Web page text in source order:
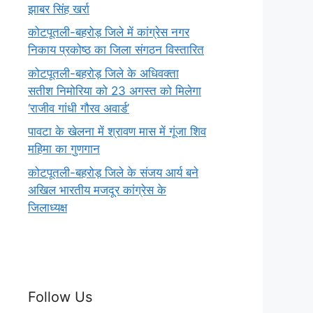
झाबर सिंह खर्रा
कोटपूतली-बहरोड़ जिले में कांग्रेस नगर
निकाय प्रकोष्ठ का जिला संगठन विस्तारित
कोटपूतली-बहरोड़ जिले के अधिवक्ता
सतीश निमोरिया को 23 अगस्त को मिलेगा
‘राजीव गांधी गौरव अवार्ड’
पावटा के खेलना में श्रावण मास में गूंजा शिव
महिमा का गुणगान
कोटपूतली-बहरोड़ जिले के संजय आर्य बने
अखिल भारतीय मजदूर कांग्रेस के
जिलाध्यक्ष
Follow Us